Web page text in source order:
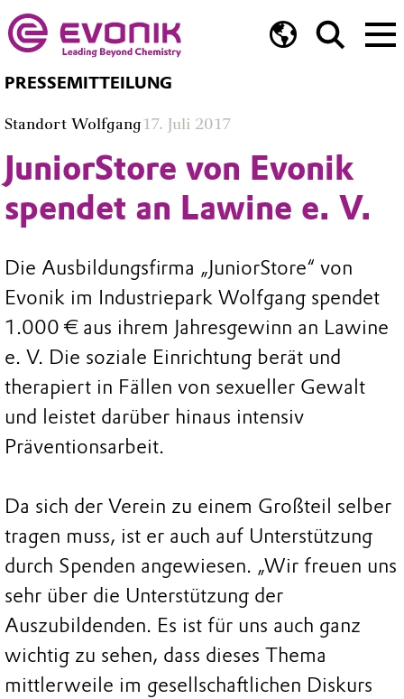
PRESSEMITTEILUNG
Standort Wolfgang17. Juli 2017
JuniorStore von Evonik
spendet an Lawine e. V.
Die Ausbildungsfirma „JuniorStore“ von
Evonik im Industriepark Wolfgang spendet
1.000 € aus ihrem Jahresgewinn an Lawine
e. V. Die soziale Einrichtung berät und
therapiert in Fällen von sexueller Gewalt
und leistet darüber hinaus intensiv
Präventionsarbeit.
Da sich der Verein zu einem Großteil selber
tragen muss, ist er auch auf Unterstützung
durch Spenden angewiesen. „Wir freuen uns
sehr über die Unterstützung der
Auszubildenden. Es ist für uns auch ganz
wichtig zu sehen, dass dieses Thema
mittlerweile im gesellschaftlichen Diskurs